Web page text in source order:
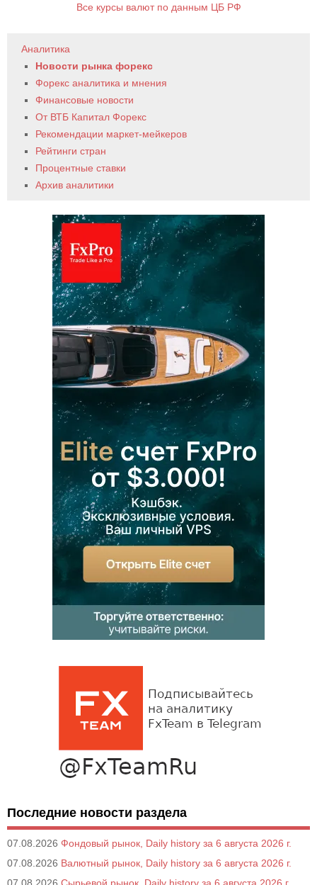
Все курсы валют по данным ЦБ РФ
Аналитика
Новости рынка форекс
Форекс аналитика и мнения
Финансовые новости
От ВТБ Капитал Форекс
Рекомендации маркет-мейкеров
Рейтинги стран
Процентные ставки
Архив аналитики
Последние новости раздела
07.08.2026 Фондовый рынок, Daily history за 6 августа 2026 г.
07.08.2026 Валютный рынок, Daily history за 6 августа 2026 г.
07.08.2026 Сырьевой рынок, Daily history за 6 августа 2026 г.